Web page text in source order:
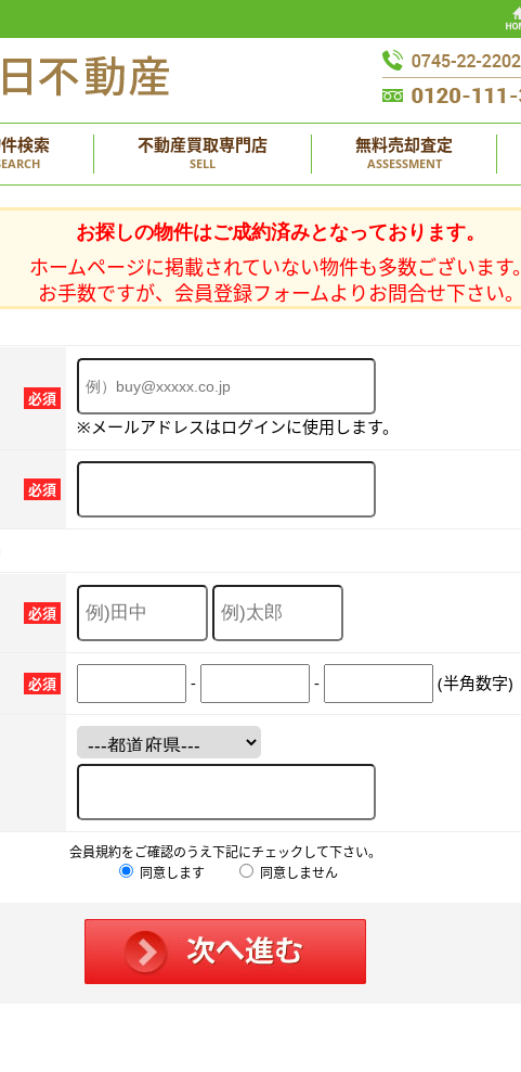
検索 不動産買取専門店
SELL
無料売却査定
ASSESSMENT
お探しの物件はご成約済みとなっております。
ホームページに掲載されていない物件も多数ございます。
お手数ですが、会員登録フォームよりお問合せ下さい。
必須
※メールアドレスはログインに使用します。
必須
必須
必須 - - (半角数字)
会員規約をご確認のうえ下記にチェックして下さい。
同意します
同意しません